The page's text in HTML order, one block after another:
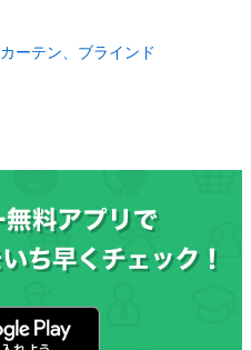
カーテン、ブラインド